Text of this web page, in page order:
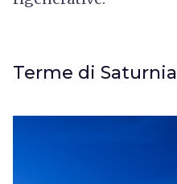
Terme di Saturnia